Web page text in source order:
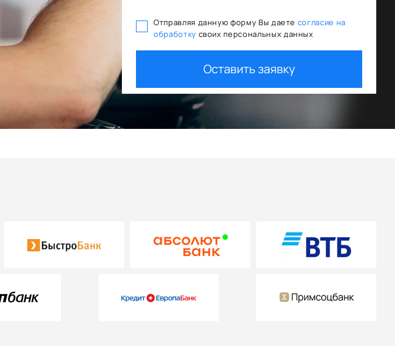
Отправляя данную форму Вы даете согласие на
обработку своих персональных данных
Оставить заявку